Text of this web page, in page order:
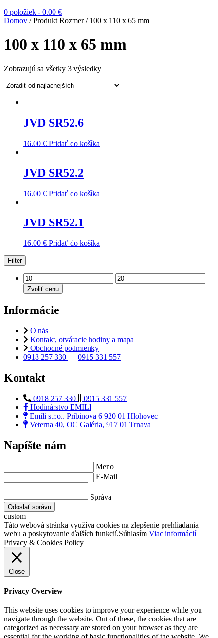
0 položiek - 0.00 €
Domov / Produkt Rozmer / 100 x 110 x 65 mm
100 x 110 x 65 mm
Zobrazujú sa všetky 3 výsledky
JVD SR52.6
16.00 € Pridať do košíka
JVD SR52.2
16.00 € Pridať do košíka
JVD SR52.1
16.00 € Pridať do košíka
Filter
Zvoliť cenu
Informácie
O nás
Kontakt, otváracie hodiny a mapa
Obchodné podmienky
0918 257 330
0915 331 557
Kontakt
0918 257 330
0915 331 557
Hodinárstvo EMILI
Emili s.r.o., Pribinova 6 920 01 Hlohovec
Veterna 40, OC Galéria, 917 01 Trnava
Napíšte nám
Meno
E-Mail
Správa
Odoslať správu
custom
Táto webová stránka využíva cookies na zlepšenie prehliadania
webu a poskytovanie ďalších funkcií.Súhlasím Viac informácií
Privacy & Cookies Policy
Close
Privacy Overview
This website uses cookies to improve your experience while you
navigate through the website. Out of these, the cookies that are
categorized as necessary are stored on your browser as they are